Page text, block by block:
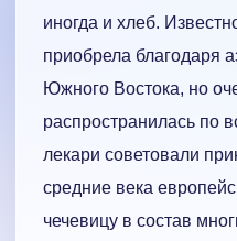
иногда и хлеб.
приобрела благодаря
Южного Востока, но
распространилась по
лекари советовали
средние века
чечевицу в состав